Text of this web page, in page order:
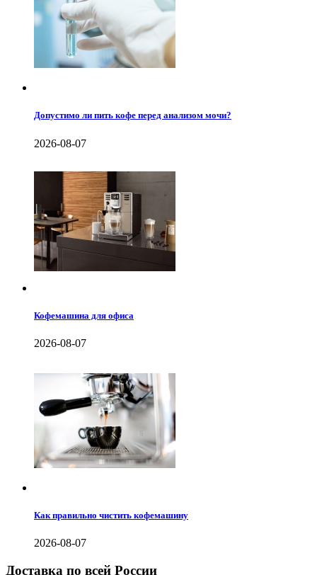
Допустимо ли пить кофе перед анализом мочи?
2026-08-07
Кофемашина для офиса
2026-08-07
Как правильно чистить кофемашину
2026-08-07
Доставка по всей России